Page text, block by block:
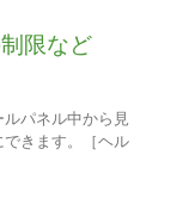
限など
ルパネル中から見
きます。［ヘル